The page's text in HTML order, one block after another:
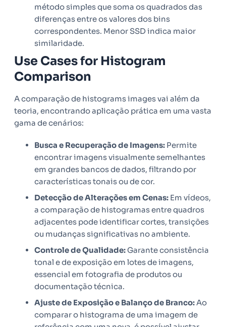
método simples que soma os quadrados das
diferenças entre os valores dos bins
correspondentes. Menor SSD indica maior
similaridade.
Use Cases for Histogram
Comparison
A comparação de histograms images vai além da
teoria, encontrando aplicação prática em uma vasta
gama de cenários:
Busca e Recuperação de Imagens: Permite
encontrar imagens visualmente semelhantes
em grandes bancos de dados, filtrando por
características tonais ou de cor.
Detecção de Alterações em Cenas: Em vídeos,
a comparação de histogramas entre quadros
adjacentes pode identificar cortes, transições
ou mudanças significativas no ambiente.
Controle de Qualidade:Garante consistência
tonal e de exposição em lotes de imagens,
essencial em fotografia de produtos ou
documentação técnica.
Ajuste de Exposição e Balanço de Branco:Ao
comparar o histograma de uma imagem de